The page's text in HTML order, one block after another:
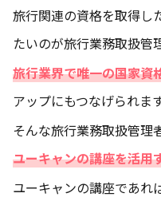
旅行関連の資格を取得し
たいのが旅行業務取扱管
旅行業界で唯一の国家資
アップにもつなげられます
そんな旅行業務取扱管理
ユーキャンの講座を活用
ユーキャンの講座であれ